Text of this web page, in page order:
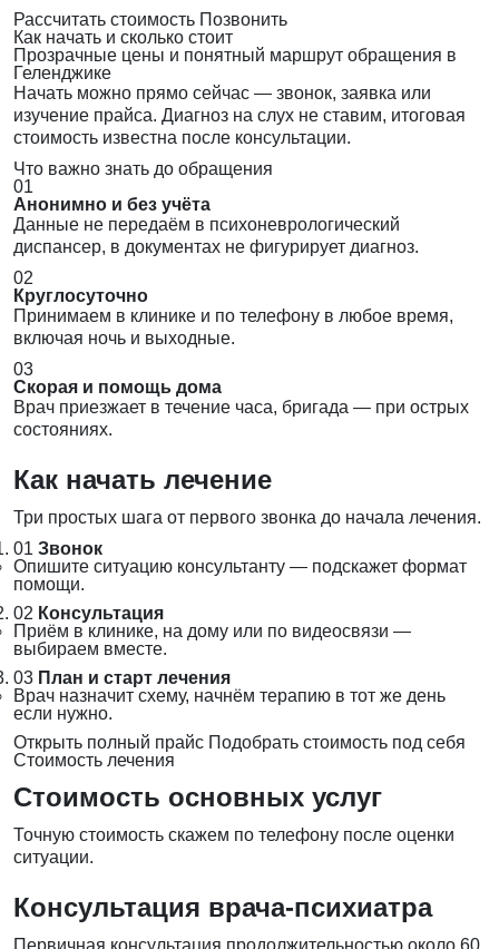
Рассчитать стоимость Позвонить
Как начать и сколько стоит
Прозрачные цены и понятный маршрут обращения в
Геленджике
Начать можно прямо сейчас — звонок, заявка или
изучение прайса. Диагноз на слух не ставим, итоговая
стоимость известна после консультации.
Что важно знать до обращения
01
Анонимно и без учёта
Данные не передаём в психоневрологический
диспансер, в документах не фигурирует диагноз.
02
Круглосуточно
Принимаем в клинике и по телефону в любое время,
включая ночь и выходные.
03
Скорая и помощь дома
Врач приезжает в течение часа, бригада — при острых
состояниях.
Как начать лечение
Три простых шага от первого звонка до начала лечения.
01 Звонок
Опишите ситуацию консультанту — подскажет формат
помощи.
02 Консультация
Приём в клинике, на дому или по видеосвязи —
выбираем вместе.
03 План и старт лечения
Врач назначит схему, начнём терапию в тот же день
если нужно.
Открыть полный прайс Подобрать стоимость под себя
Стоимость лечения
Стоимость основных услуг
Точную стоимость скажем по телефону после оценки
ситуации.
Консультация врача-психиатра